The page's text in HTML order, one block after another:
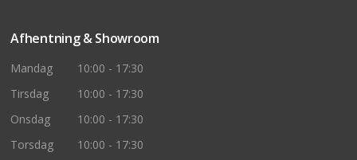
Afhentning & Showroom
Mandag
10:00 - 17:30
Tirsdag
10:00 - 17:30
Onsdag
10:00 - 17:30
Torsdag
10:00 - 17:30